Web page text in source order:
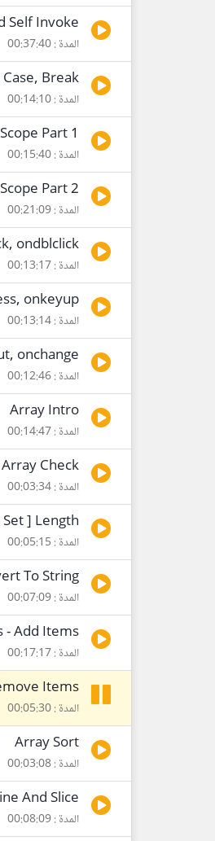
Self Invoke
المدة : 00:37:40
Break
المدة : 00:14:10
Scope Part 1
المدة : 00:15:40
Scope Part 2
المدة : 00:21:09
ondblclick
المدة : 00:13:17
onkeyup
المدة : 00:13:14
onchange
المدة : 00:12:46
Array Intro
المدة : 00:14:47
Array Check
المدة : 00:03:34
] Length
المدة : 00:05:15
To String
المدة : 00:07:09
- Add Items
المدة : 00:17:17
Items
المدة : 00:05:30
Array Sort
المدة : 00:03:08
And Slice
المدة : 00:08:09